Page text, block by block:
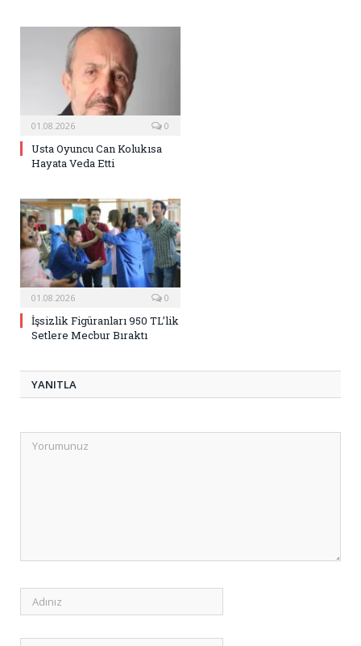
01.08.2026 0
Usta Oyuncu Can Kolukısa
Hayata Veda Etti
01.08.2026 0
İşsizlik Figüranları 950 TL’lik
Setlere Mecbur Bıraktı
YANITLA